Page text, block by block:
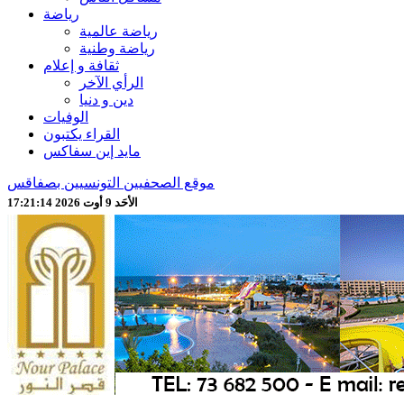
رياضة
رياضة عالمية
رياضة وطنية
ثقافة و إعلام
الرأي الآخر
دين و دنيا
الوفيات
القراء يكتبون
مايد إين سفاكس
موقع الصحفيين التونسيين بصفاقس
الأحَد 9 أوت 2026 17:21:16